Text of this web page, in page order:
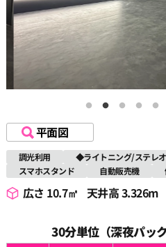
平面図
調光利用 ◆ライトニング/ステレ
スマホスタンド
自動販売機
広さ 10.7㎡ 天井高 3.326m
30分単位（深夜パッ